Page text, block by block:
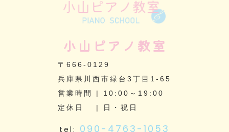
小山ピアノ教室
〒666-0129
兵庫県川西市緑台3丁目1-65
営業時間 | 10:00～19:00
定休日 | 日・祝日
tel: 090-4763-1053